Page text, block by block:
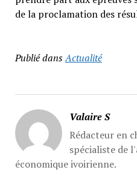
de la proclamation des
Publié dansActualité
Valaire S
Rédacteur en
spécialiste de
économique ivoirienne.